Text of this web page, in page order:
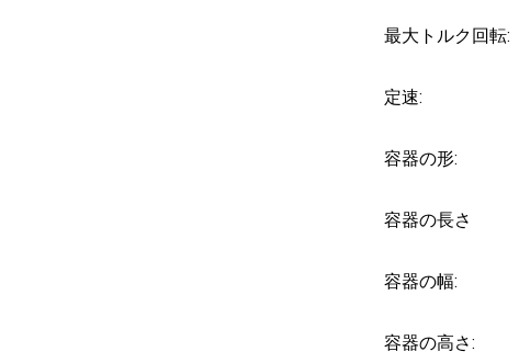
最大トルク回転:
定速:
容器の形:
容器の長さ
容器の幅:
容器の高さ: